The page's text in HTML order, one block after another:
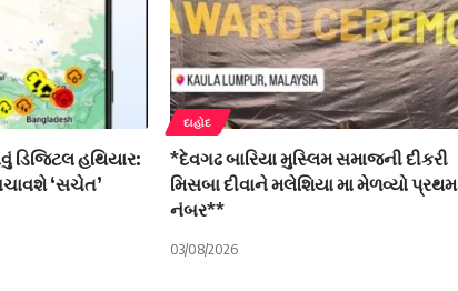
હથિયાર:
‘સચેત’
દાહોદ
*દેવગઢ બારિયા મુસ્લિમ સમાજની દીકરી
મિસબા દીવાને મલેશિયા મા મેળવ્યો પ્રથમ
નંબર**
03/08/2026